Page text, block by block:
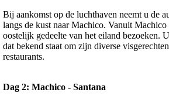
Bij aankomst op de luchthaven neemt u de
langs de kust naar Machico. Vanuit
oostelijk gedeelte van het eiland bezoeken.
dat bekend staat om zijn diverse
restaurants.
Dag 2: Machico - Santana